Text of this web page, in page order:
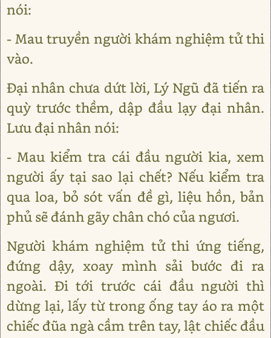
nói:
- Mau truyền người khám nghiệm tử thi
vào.
Đại nhân chưa dứt lời, Lý Ngũ đã tiến ra
quỳ trước thềm, dập đầu lạy đại nhân.
Lưu đại nhân nói:
- Mau kiểm tra cái đầu người kia, xem
người ấy tại sao lại chết? Nếu kiểm tra
qua loa, bỏ sót vấn đề gì, liệu hồn, bản
phủ sẽ đánh gãy chân chó của ngươi.
Người khám nghiệm tử thi ứng tiếng,
đứng dậy, xoay mình sải bước đi ra
ngoài. Đi tới trước cái đầu người thì
dừng lại, lấy từ trong ống tay áo ra một
chiếc đũa ngà cầm trên tay, lật chiếc đầu